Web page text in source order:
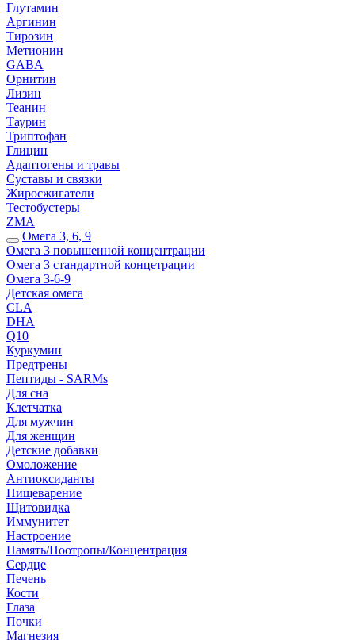
Глутамин
Аргинин
Тирозин
Метионин
GABA
Орнитин
Лизин
Теанин
Таурин
Триптофан
Глицин
Адаптогены и травы
Суставы и связки
Жиросжигатели
Тестобустеры
ZMA
Омега 3, 6, 9
Омега 3 повышенной концентрации
Омега 3 стандартной концетрации
Омега 3-6-9
Детская омега
CLA
DHA
Q10
Куркумин
Предтрены
Пептиды - SARMs
Для сна
Клетчатка
Для мужчин
Для женщин
Детские добавки
Омоложение
Антиоксиданты
Пищеварение
Щитовидка
Иммунитет
Настроение
Память/Ноотропы/Концентрация
Сердце
Печень
Кости
Глаза
Почки
Магнезия